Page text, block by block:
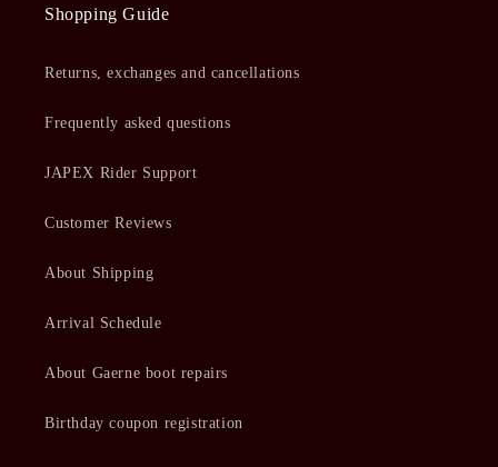
Shopping Guide
Returns, exchanges and cancellations
Frequently asked questions
JAPEX Rider Support
Customer Reviews
About Shipping
Arrival Schedule
About Gaerne boot repairs
Birthday coupon registration